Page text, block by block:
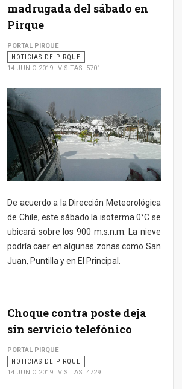
madrugada del sábado en
Pirque
PORTAL PIRQUE
NOTICIAS DE PIRQUE
14 JUNIO 2019
VISITAS: 5701
De acuerdo a la Dirección Meteorológica
de Chile, este sábado la isoterma 0°C se
ubicará sobre los 900 m.s.n.m. La nieve
podría caer en algunas zonas como San
Juan, Puntilla y en El Principal.
Choque contra poste deja
sin servicio telefónico
PORTAL PIRQUE
NOTICIAS DE PIRQUE
14 JUNIO 2019
VISITAS: 4729